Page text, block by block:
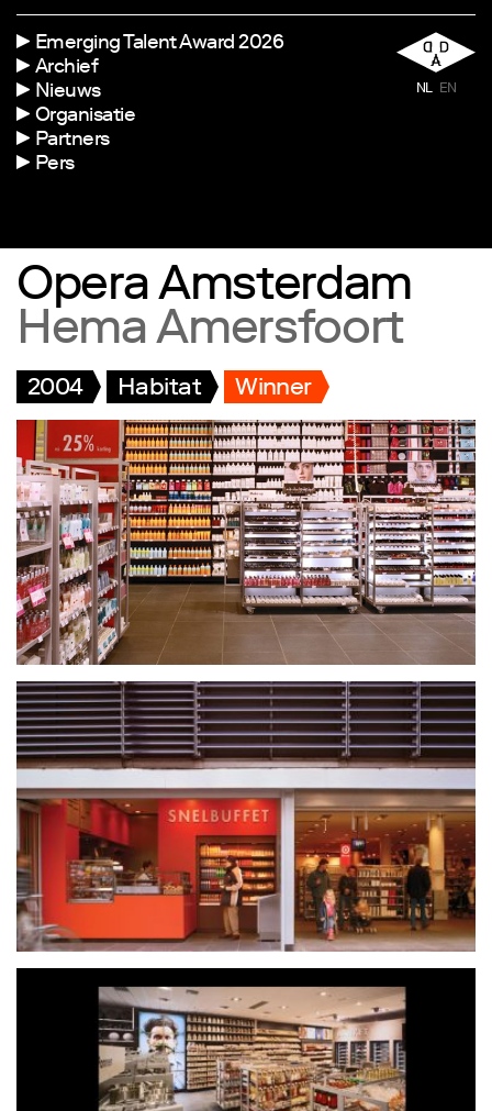
Emerging Talent Award 2026
Archief
Nieuws
Organisatie
Partners
Pers
NL EN
Opera Amsterdam
Hema Amersfoort
2004 Habitat Winner